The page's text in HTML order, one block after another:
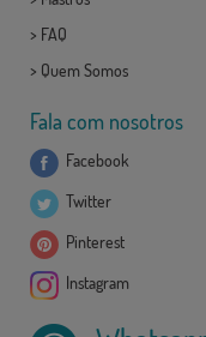
> FAQ
> Quem Somos
Fala com nosotros
Facebook
Twitter
Pinterest
Instagram